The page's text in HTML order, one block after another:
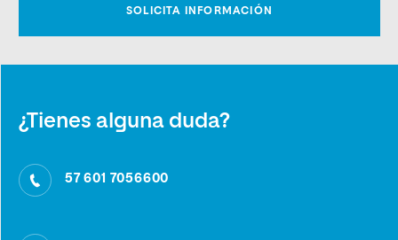
¿Tienes alguna duda?
57 601 7056600